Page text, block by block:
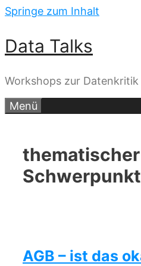
Springe zum Inhalt
Data Talks
Workshops zur Datenkritik
Menü
thematischer
Schwerpunkt
AGB – ist das